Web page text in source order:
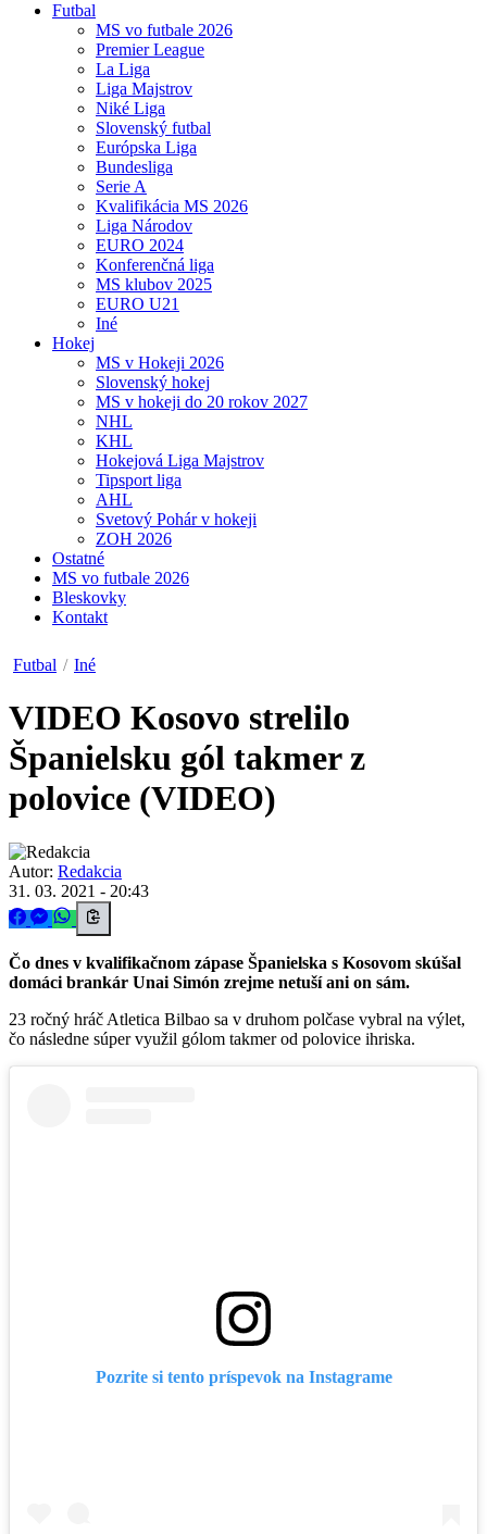
Futbal
MS vo futbale 2026
Premier League
La Liga
Liga Majstrov
Niké Liga
Slovenský futbal
Európska Liga
Bundesliga
Serie A
Kvalifikácia MS 2026
Liga Národov
EURO 2024
Konferenčná liga
MS klubov 2025
EURO U21
Iné
Hokej
MS v Hokeji 2026
Slovenský hokej
MS v hokeji do 20 rokov 2027
NHL
KHL
Hokejová Liga Majstrov
Tipsport liga
AHL
Svetový Pohár v hokeji
ZOH 2026
Ostatné
MS vo futbale 2026
Bleskovky
Kontakt
Futbal / Iné
VIDEO Kosovo strelilo
Španielsku gól takmer z
polovice (VIDEO)
Autor: Redakcia
31. 03. 2021 - 20:43
Čo dnes v kvalifikačnom zápase Španielska s Kosovom skúšal
domáci brankár Unai Simón zrejme netuší ani on sám.
23 ročný hráč Atletica Bilbao sa v druhom polčase vybral na výlet,
čo následne súper využil gólom takmer od polovice ihriska.
Pozrite si tento príspevok na Instagrame